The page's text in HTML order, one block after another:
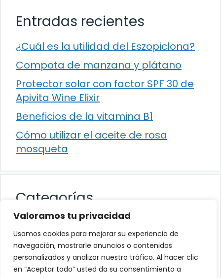
Valoramos tu privacidad
Usamos cookies para mejorar su experiencia de
navegación, mostrarle anuncios o contenidos
personalizados y analizar nuestro tráfico. Al hacer clic
en “Aceptar todo” usted da su consentimiento a
Entradas recientes
¿Cuál es la utilidad del Eszopiclona?
Compota de manzana y plátano
Protector solar con factor SPF 30 de
Apivita Wine Elixir
Beneficios de la vitamina B1
Cómo utilizar el aceite de rosa
mosqueta
Categorías
Alimentación
Destacados
Hogar